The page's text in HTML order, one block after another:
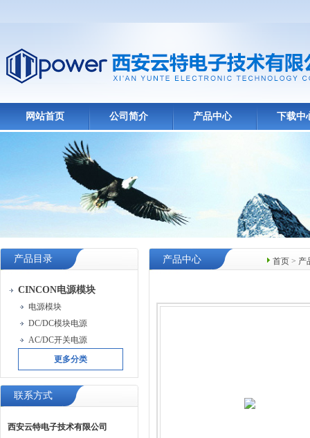
网站首页 公司简介 产品中心 下载中
产品目录
CINCON电源模块
电源模块
DC/DC模块电源
AC/DC开关电源
更多分类
联系方式
西安云特电子技术有限公司
首页 > 产
产品中心